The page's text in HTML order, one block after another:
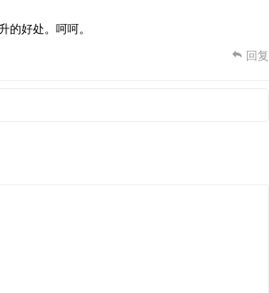
好处。呵呵。
回复